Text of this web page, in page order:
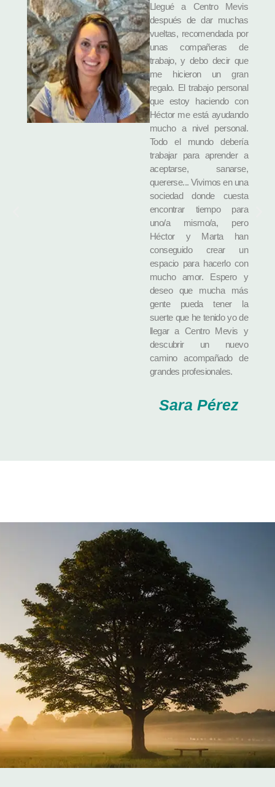
Llegué a Centro Mevis
después de dar muchas
vueltas, recomendada por
unas compañeras de
trabajo, y debo decir que
me hicieron un gran
regalo. El trabajo personal
que estoy haciendo con
Héctor me está ayudando
mucho a nivel personal.
Todo el mundo debería
trabajar para aprender a
aceptarse, sanarse,
quererse... Vivimos en una
sociedad donde cuesta
encontrar tiempo para
uno/a mismo/a, pero
Héctor y Marta han
conseguido crear un
espacio para hacerlo con
mucho amor. Espero y
deseo que mucha más
gente pueda tener la
suerte que he tenido yo de
llegar a Centro Mevis y
descubrir un nuevo
camino acompañado de
grandes profesionales.
Sara Pérez